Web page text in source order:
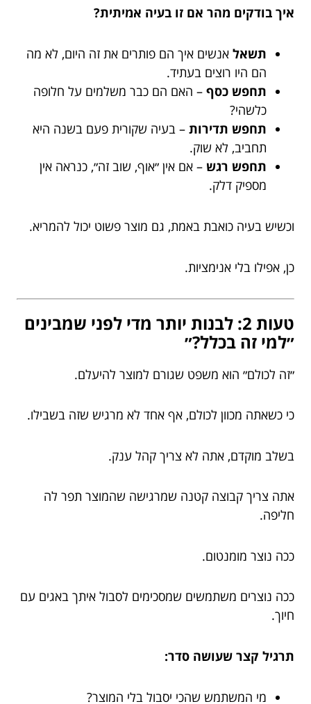
איך בודקים מהר אם זו בעיה אמיתית?
תשאל אנשים איך הם פותרים את זה היום, לא מה
הם היו רוצים בעתיד.
תחפש כסף – האם הם כבר משלמים על חלופה
כלשהי?
תחפש תדירות – בעיה שקורית פעם בשנה היא
תחביב, לא שוק.
תחפש רגש – אם אין ״אוף, שוב זה״, כנראה אין
מספיק דלק.
וכשיש בעיה כואבת באמת, גם מוצר פשוט יכול להמריא.
כן, אפילו בלי אנימציות.
טעות 2: לבנות יותר מדי לפני שמבינים
״למי זה בכלל?״
״זה לכולם״ הוא משפט שגורם למוצר להיעלם.
כי כשאתה מכוון לכולם, אף אחד לא מרגיש שזה בשבילו.
בשלב מוקדם, אתה לא צריך קהל ענק.
אתה צריך קבוצה קטנה שמרגישה שהמוצר תפר לה
חליפה.
ככה נוצר מומנטום.
ככה נוצרים משתמשים שמסכימים לסבול איתך באגים עם
חיוך.
תרגיל קצר שעושה סדר:
מי המשתמש שהכי יסבול בלי המוצר?